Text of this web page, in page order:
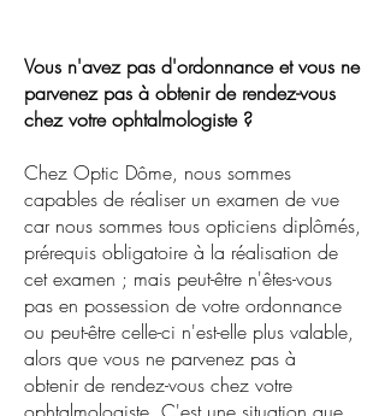
Vous n'avez pas d'ordonnance et vous ne
parvenez pas à obtenir de rendez-vous
chez votre ophtalmologiste ?
Chez Optic Dôme, nous sommes
capables de réaliser un examen de vue
car nous sommes tous opticiens diplômés,
prérequis obligatoire à la réalisation de
cet examen ; mais peut-être n'êtes-vous
pas en possession de votre ordonnance
ou peut-être celle-ci n'est-elle plus valable,
alors que vous ne parvenez pas à
obtenir de rendez-vous chez votre